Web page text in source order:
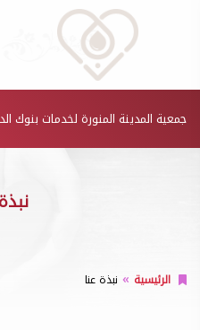
جمعية المدينة المنورة لخدمات بنوك
الرئيسية نبذة عنا